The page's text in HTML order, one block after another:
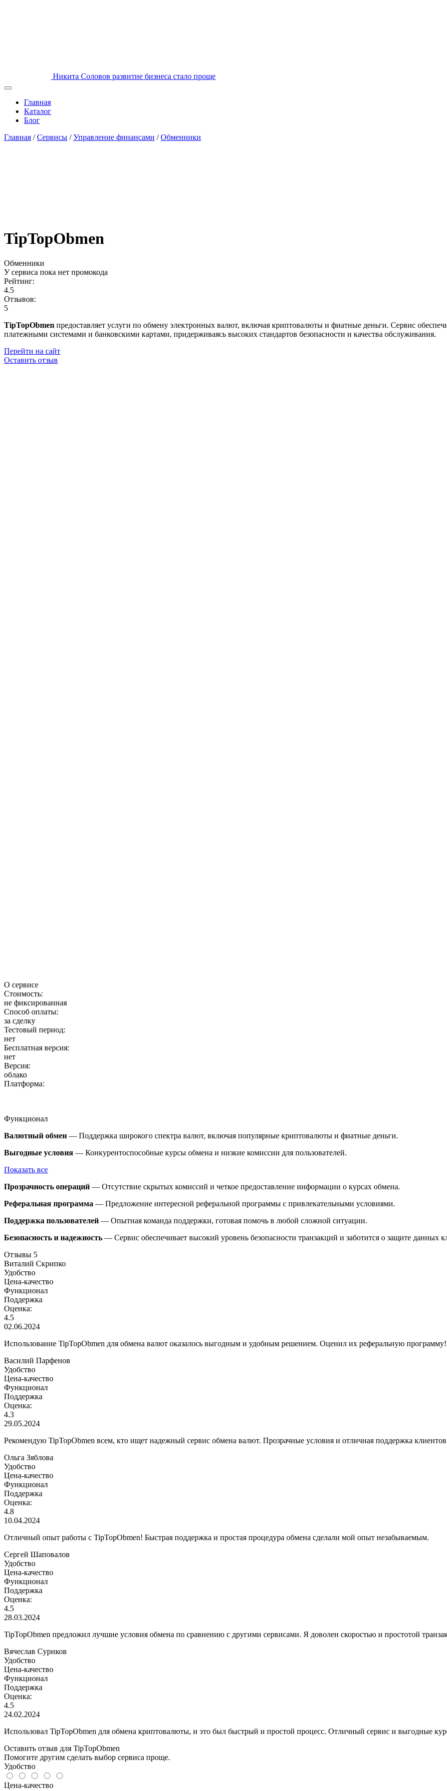
Никита Соловов развитие бизнеса стало проще
Главная
Каталог
Блог
Главная / Сервисы / Управление финансами / Обменники
TipTopObmen
Обменники
У сервиса пока нет промокода
Рейтинг:
4.5
Отзывов:
5
TipTopObmen предоставляет услуги по обмену электронных валют, включая криптовалюты и фиатные деньги. Сервис
платежными системами и банковскими картами, придерживаясь высоких стандартов безопасности и качества обслуживания.
Перейти на сайт
Оставить отзыв
О сервисе
Стоимость:
не фиксированная
Способ оплаты:
за сделку
Тестовый период:
нет
Бесплатная версия:
нет
Версия:
облако
Платформа:
Функционал
Валютный обмен — Поддержка широкого спектра валют, включая популярные криптовалюты и фиатные деньги.
Выгодные условия — Конкурентоспособные курсы обмена и низкие комиссии для пользователей.
Показать все
Прозрачность операций — Отсутствие скрытых комиссий и четкое предоставление информации о курсах обмена.
Реферальная программа — Предложение интересной реферальной программы с привлекательными условиями.
Поддержка пользователей — Опытная команда поддержки, готовая помочь в любой сложной ситуации.
Безопасность и надежность — Сервис обеспечивает высокий уровень безопасности транзакций и заботится о защите данных
Отзывы 5
Виталий Скрипко
Удобство
Цена-качество
Функционал
Поддержка
Оценка:
4.5
02.06.2024
Использование TipTopObmen для обмена валют оказалось выгодным и удобным решением. Оценил их реферальную программу!
Василий Парфенов
Удобство
Цена-качество
Функционал
Поддержка
Оценка:
4.3
29.05.2024
Рекомендую TipTopObmen всем, кто ищет надежный сервис обмена валют. Прозрачные условия и отличная поддержка
Ольга Зяблова
Удобство
Цена-качество
Функционал
Поддержка
Оценка:
4.8
10.04.2024
Отличный опыт работы с TipTopObmen! Быстрая поддержка и простая процедура обмена сделали мой опыт незабываемым.
Сергей Шаповалов
Удобство
Цена-качество
Функционал
Поддержка
Оценка:
4.5
28.03.2024
TipTopObmen предложил лучшие условия обмена по сравнению с другими сервисами. Я доволен скоростью и простотой
Вячеслав Суриков
Удобство
Цена-качество
Функционал
Поддержка
Оценка:
4.5
24.02.2024
Использовал TipTopObmen для обмена криптовалюты, и это был быстрый и простой процесс. Отличный сервис и выгодные
Оставить отзыв для TipTopObmen
Помогите другим сделать выбор сервиса проще.
Удобство
Цена-качество